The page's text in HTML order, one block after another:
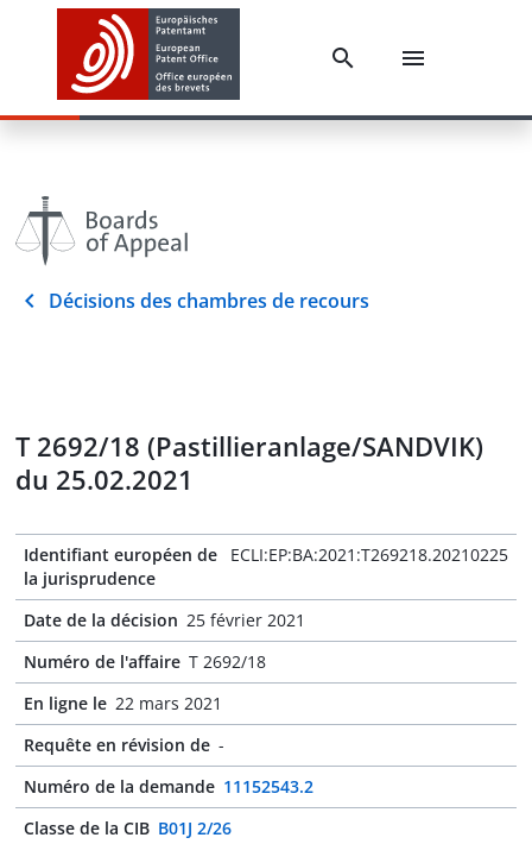
Décisions des chambres de recours
T 2692/18 (Pastillieranlage/SANDVIK)
du 25.02.2021
Identifiant européen de
la jurisprudence
ECLI:EP:BA:2021:T269218.20210225
Date de la décision 25 février 2021
Numéro de l'affaire T 2692/18
En ligne le 22 mars 2021
Requête en révision de -
Numéro de la demande 11152543.2
Classe de la CIB B01J 2/26